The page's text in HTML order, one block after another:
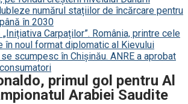
numărul stațiilor de încărcare pentru
în 2030
Carpaților”. România, printre cele
în noul format diplomatic al Kievului
scumpesc în Chișinău. ANRE a aprobat
primul gol pentru Al
Arabiei Saudite